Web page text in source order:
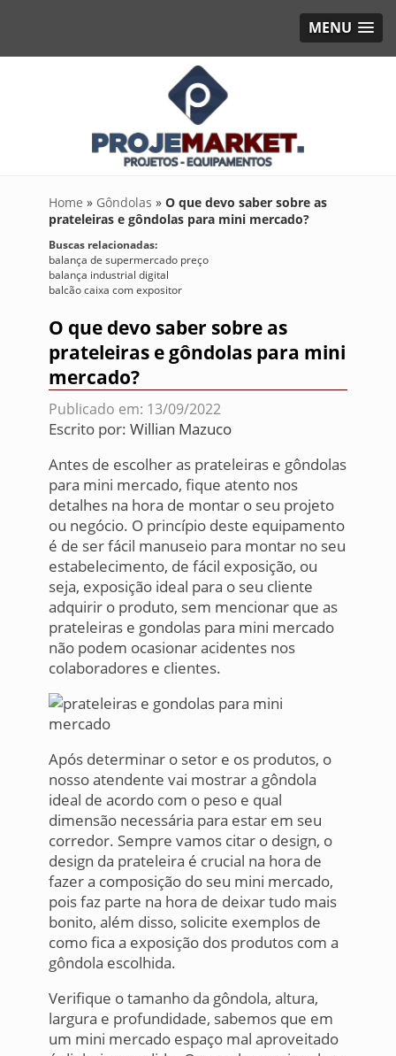
MENU
Home » Gôndolas » O que devo saber sobre as
prateleiras e gôndolas para mini mercado?
Buscas relacionadas:
balança de supermercado preço
balança industrial digital
balcão caixa com expositor
O que devo saber sobre as
prateleiras e gôndolas para mini
mercado?
Publicado em: 13/09/2022
Escrito por: Willian Mazuco
Antes de escolher as prateleiras e gôndolas
para mini mercado, fique atento nos
detalhes na hora de montar o seu projeto
ou negócio. O princípio deste equipamento
é de ser fácil manuseio para montar no seu
estabelecimento, de fácil exposição, ou
seja, exposição ideal para o seu cliente
adquirir o produto, sem mencionar que as
prateleiras e gondolas para mini mercado
não podem ocasionar acidentes nos
colaboradores e clientes.
Após determinar o setor e os produtos, o
nosso atendente vai mostrar a gôndola
ideal de acordo com o peso e qual
dimensão necessária para estar em seu
corredor. Sempre vamos citar o design, o
design da prateleira é crucial na hora de
fazer a composição do seu mini mercado,
pois faz parte na hora de deixar tudo mais
bonito, além disso, solicite exemplos de
como fica a exposição dos produtos com a
gôndola escolhida.
Verifique o tamanho da gôndola, altura,
largura e profundidade, sabemos que em
um mini mercado espaço mal aproveitado